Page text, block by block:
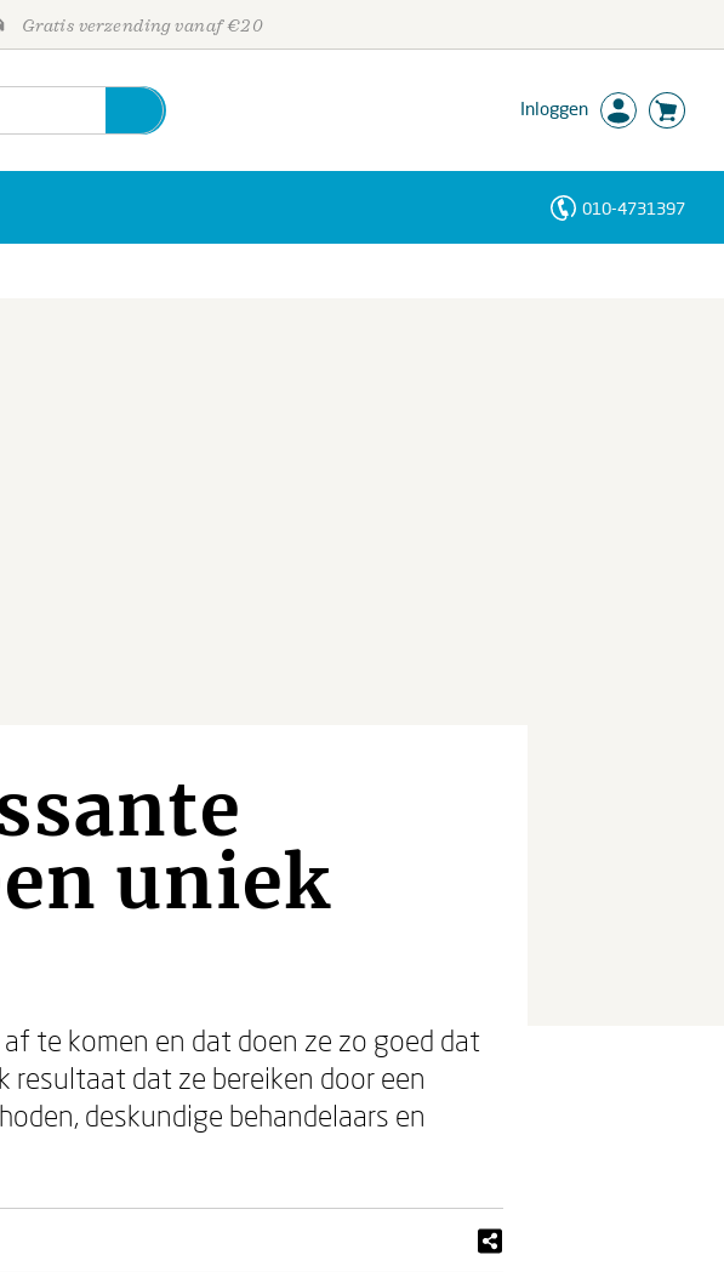
Gratis verzending vanaf €20
Inloggen
010-4731397
uniek
te komen en dat doen ze zo goed dat
resultaat dat ze bereiken door een
deskundige behandelaars en
Personen